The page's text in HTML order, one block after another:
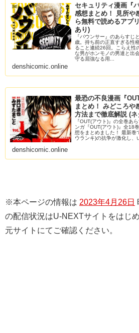
セキュリティ漫画『
感想まとめ！ 見所や
ら無料で読めるアプ
あり)
『バウンサー』のあらすじ
歳。持ち前の正直すぎる性
ること連続26回。こらえ性
な男がホンモノの男達と出
守る屈強なる用...
denshicomic.online
最恐の不良漫画『
まとめ！ みどころや
方法まで徹底解説 (
『OUT(アウト)』の全巻あ
ンガ『OUT(アウト)』全18
想をまとめました！ 最新巻
ウランキ)の抗争が激化し、
denshicomic.online
※本ページの情報は 2023年4月26日
の配信状況はU-NEXTサイトをはじ
元サイトにてご確認ください。